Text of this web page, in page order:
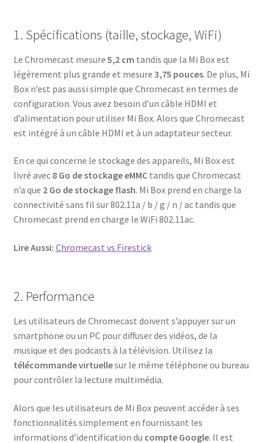
1. Spécifications (taille, stockage, WiFi)
Le Chromecast mesure 5,2 cm tandis que la Mi Box est
légèrement plus grande et mesure 3,75 pouces. De plus, Mi
Box n’est pas aussi simple que Chromecast en termes de
configuration. Vous avez besoin d’un câble HDMI et
d’alimentation pour utiliser Mi Box. Alors que Chromecast
est intégré à un câble HDMI et à un adaptateur secteur.
En ce qui concerne le stockage des appareils, Mi Box est
livré avec 8 Go de stockage eMMCtandis que Chromecast
n’a que 2 Go de stockage flash. Mi Box prend en charge la
connectivité sans fil sur 802.11a / b / g / n / ac tandis que
Chromecast prend en charge le WiFi 802.11ac.
Lire Aussi: Chromecast vs Firestick
2. Performance
Les utilisateurs de Chromecast doivent s’appuyer sur un
smartphone ou un PC pour diffuser des vidéos, de la
musique et des podcasts à la télévision. Utilisez la
télécommande virtuellesur le même téléphone ou bureau
pour contrôler la lecture multimédia.
Alors que les utilisateurs de Mi Box peuvent accéder à ses
fonctionnalités simplement en fournissant les
informations d’identification du compte Google. Il est